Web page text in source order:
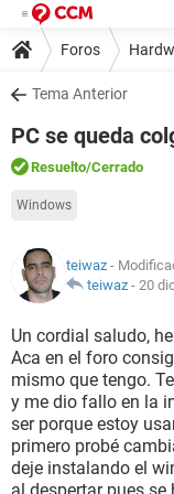
Foros
Tema Anterior
PC se queda
Resuelto/Cerrado
Windows
teiwaz -
teiwaz - 20
Un cordial saludo,
Aca en el foro
mismo que tengo.
y me dio fallo en la
ser porque estoy
primero probé
deje instalando el